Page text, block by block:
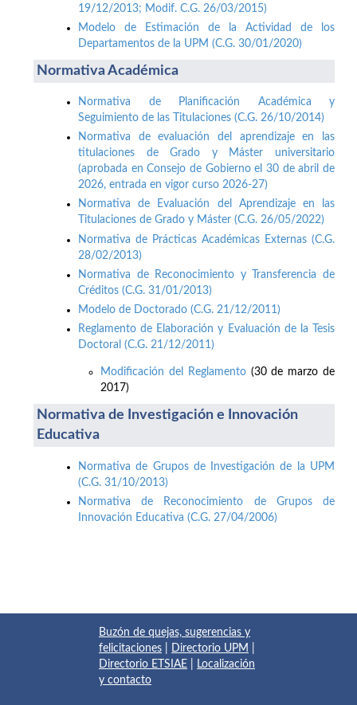
19/12/2013; Modif. C.G. 26/03/2015)
Modelo de Estimación de la Actividad de los
Departamentos de la UPM (C.G. 30/01/2020)
Normativa Académica
Normativa de Planificación Académica y
Seguimiento de las Titulaciones (C.G. 26/10/2014)
Normativa de evaluación del aprendizaje en las
titulaciones de Grado y Máster universitario
(aprobada en Consejo de Gobierno el 30 de abril de
2026, entrada en vigor curso 2026-27)
Normativa de Evaluación del Aprendizaje en las
Titulaciones de Grado y Máster (C.G. 26/05/2022)
Normativa de Prácticas Académicas Externas (C.G.
28/02/2013)
Normativa de Reconocimiento y Transferencia de
Créditos (C.G. 31/01/2013)
Modelo de Doctorado (C.G. 21/12/2011)
Reglamento de Elaboración y Evaluación de la Tesis
Doctoral (C.G. 21/12/2011)
Modificación del Reglamento(30 de marzo de
2017)
Normativa de Investigación e Innovación
Educativa
Normativa de Grupos de Investigación de la UPM
(C.G. 31/10/2013)
Normativa de Reconocimiento de Grupos de
Innovación Educativa (C.G. 27/04/2006)
Buzón de quejas, sugerencias y
felicitaciones
Directorio UPM
Directorio ETSIAE
Localización
y contacto